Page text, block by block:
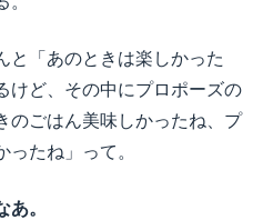
と「あのときは楽しかった
けど、その中にプロポーズの
のごはん美味しかったね、プ
ったね」って。
。